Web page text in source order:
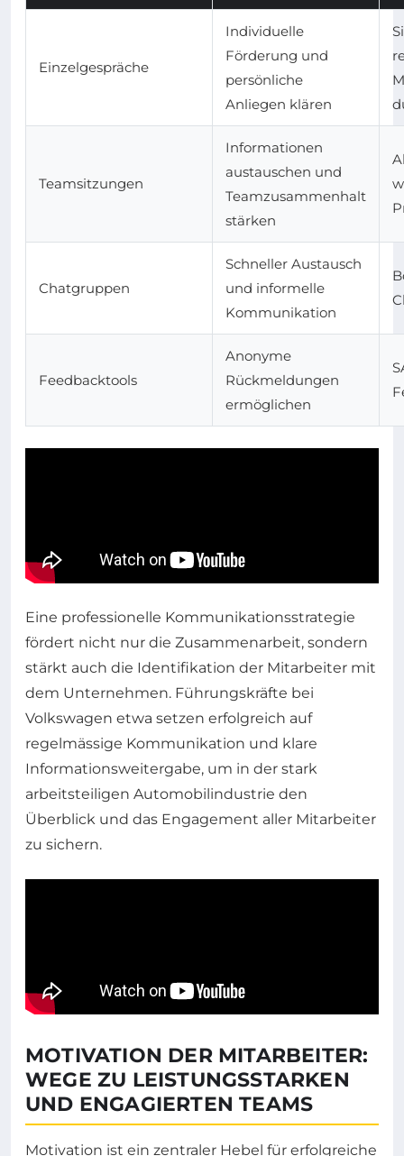
Einzelgespräche
Individuelle
Förderung und
persönliche
Anliegen klären
Teamsitzungen
Informationen
austauschen und
Teamzusammenhalt
stärken
Chatgruppen
Schneller Austausch
und informelle
Kommunikation
Feedbacktools
Anonyme
Rückmeldungen
ermöglichen
Eine professionelle Kommunikationsstrategie
fördert nicht nur die Zusammenarbeit, sondern
stärkt auch die Identifikation der Mitarbeiter mit
dem Unternehmen. Führungskräfte bei
Volkswagen etwa setzen erfolgreich auf
regelmässige Kommunikation und klare
Informationsweitergabe, um in der stark
arbeitsteiligen Automobilindustrie den
Überblick und das Engagement aller Mitarbeiter
zu sichern.
MOTIVATION DER MITARBEITER:
WEGE ZU LEISTUNGSSTARKEN
UND ENGAGIERTEN TEAMS
Motivation ist ein zentraler Hebel für erfolgreiche